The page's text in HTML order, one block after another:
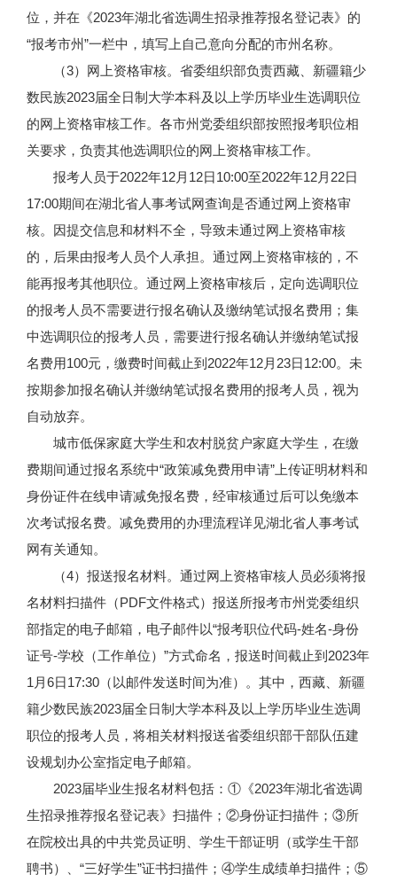
位，并在《2023年湖北省选调生招录推荐报名登记表》的
“报考市州”一栏中，填写上自己意向分配的市州名称。
（3）网上资格审核。省委组织部负责西藏、新疆籍少
数民族2023届全日制大学本科及以上学历毕业生选调职位
的网上资格审核工作。各市州党委组织部按照报考职位相
关要求，负责其他选调职位的网上资格审核工作。
报考人员于2022年12月12日10:00至2022年12月22日
17:00期间在湖北省人事考试网查询是否通过网上资格审
核。因提交信息和材料不全，导致未通过网上资格审核
的，后果由报考人员个人承担。通过网上资格审核的，不
能再报考其他职位。通过网上资格审核后，定向选调职位
的报考人员不需要进行报名确认及缴纳笔试报名费用；集
中选调职位的报考人员，需要进行报名确认并缴纳笔试报
名费用100元，缴费时间截止到2022年12月23日12:00。未
按期参加报名确认并缴纳笔试报名费用的报考人员，视为
自动放弃。
城市低保家庭大学生和农村脱贫户家庭大学生，在缴
费期间通过报名系统中“政策减免费用申请”上传证明材料和
身份证件在线申请减免报名费，经审核通过后可以免缴本
次考试报名费。减免费用的办理流程详见湖北省人事考试
网有关通知。
（4）报送报名材料。通过网上资格审核人员必须将报
名材料扫描件（PDF文件格式）报送所报考市州党委组织
部指定的电子邮箱，电子邮件以“报考职位代码-姓名-身份
证号-学校（工作单位）”方式命名，报送时间截止到2023年
1月6日17:30（以邮件发送时间为准）。其中，西藏、新疆
籍少数民族2023届全日制大学本科及以上学历毕业生选调
职位的报考人员，将相关材料报送省委组织部干部队伍建
设规划办公室指定电子邮箱。
2023届毕业生报名材料包括：①《2023年湖北省选调
生招录推荐报名登记表》扫描件；②身份证扫描件；③所
在院校出具的中共党员证明、学生干部证明（或学生干部
聘书）、“三好学生”证书扫描件；④学生成绩单扫描件；⑤